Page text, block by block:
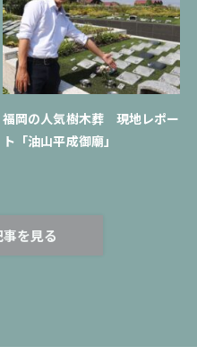
福岡の人気樹木葬 現地レポー
ト「油山平成御廟」
を見る